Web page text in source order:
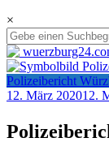
×
Polizeibericht
12. März 202012.